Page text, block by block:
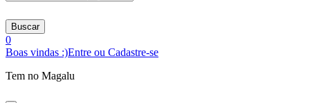
Buscar
0
Boas vindas :)Entre ou Cadastre-se
Tem no Magalu